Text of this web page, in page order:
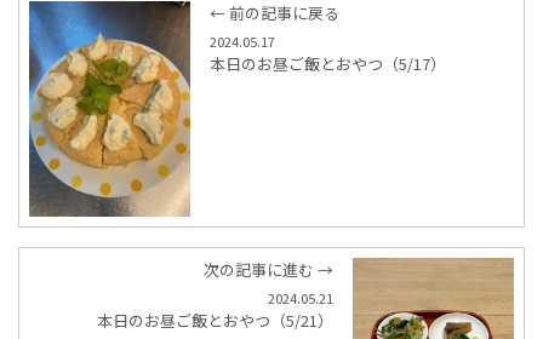
← 前の記事に戻る
2024.05.17
本日のお昼ご飯とおやつ（5/17）
次の記事に進む →
2024.05.21
本日のお昼ご飯とおやつ（5/21）